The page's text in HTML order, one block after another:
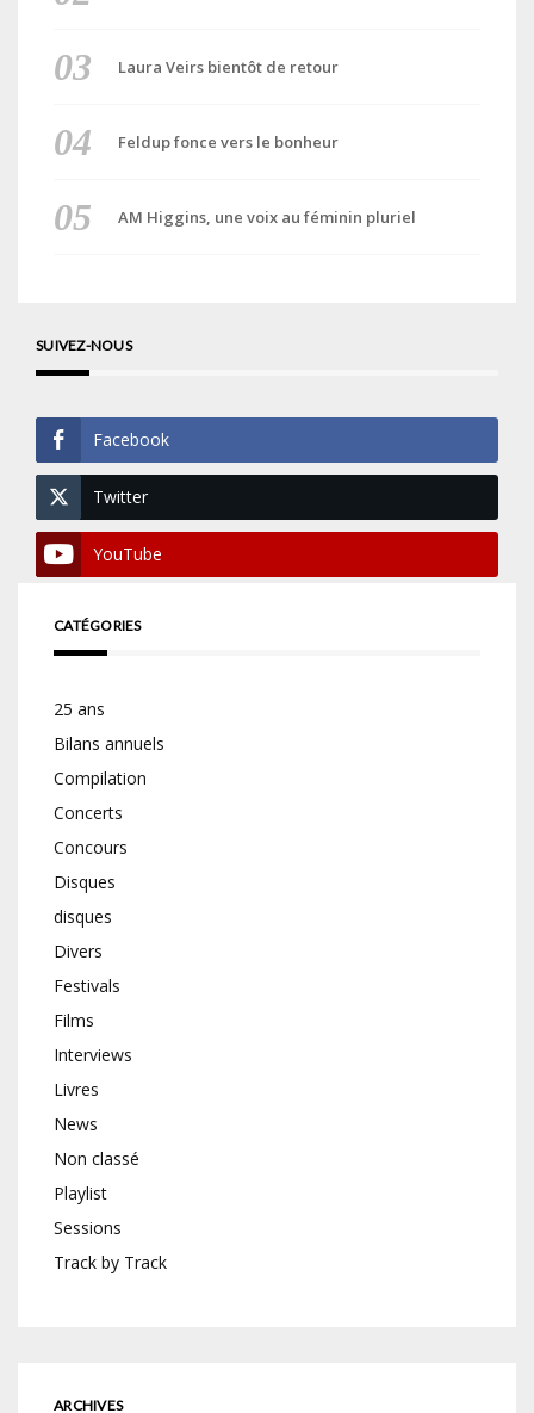
Laura Veirs bientôt de retour
Feldup fonce vers le bonheur
AM Higgins, une voix au féminin pluriel
SUIVEZ-NOUS
Facebook
Twitter
YouTube
CATÉGORIES
25 ans
Bilans annuels
Compilation
Concerts
Concours
Disques
disques
Divers
Festivals
Films
Interviews
Livres
News
Non classé
Playlist
Sessions
Track by Track
ARCHIVES